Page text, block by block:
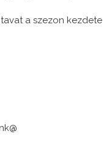
a szezon kezdete